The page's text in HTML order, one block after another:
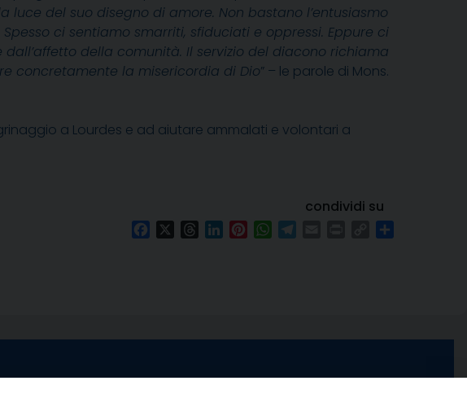
del suo disegno di amore. Non bastano l’entusiasmo
Spesso ci sentiamo smarriti, sfiduciati e oppressi. Eppure ci
della comunità. Il servizio del diacono richiama
concretamente la misericordia di Dio” – le parole di Mons.
a Lourdes e ad aiutare ammalati e volontari a
condividi su
FacebookThreadsLinkedInPinterestWhatsApp
Copy